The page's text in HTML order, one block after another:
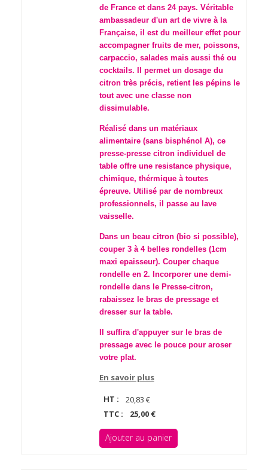
de France et dans 24 pays. Véritable
ambassadeur d'un art de vivre à la
Française, il est du meilleur effet pour
accompagner fruits de mer, poissons,
carpaccio, salades mais aussi thé ou
cocktails. Il permet un dosage du
citron très précis, retient les pépins le
tout avec une classe non
dissimulable.
Réalisé dans un matériaux
alimentaire (sans bisphénol A), ce
presse-presse citron individuel de
table offre une resistance physique,
chimique, thérmique à toutes
épreuve. Utilisé par de nombreux
professionnels, il passe au lave
vaisselle.
Dans un beau citron (bio si possible),
couper 3 à 4 belles rondelles (1cm
maxi epaisseur). Couper chaque
rondelle en 2. Incorporer une demi-
rondelle dans le Presse-citron,
rabaissez le bras de pressage et
dresser sur la table.
Il suffira d'appuyer sur le bras de
pressage avec le pouce pour aroser
votre plat.
En savoir plus
HT :
20,83 €
TTC :
25,00 €
Ajouter au panier